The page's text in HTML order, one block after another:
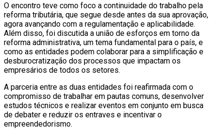
O encontro teve como foco a continuidade do trabalho pela
reforma tributária, que segue desde antes da sua aprovação,
agora avançando com a regulamentação e aplicabilidade.
Além disso, foi discutida a união de esforços em torno da
reforma administrativa, um tema fundamental para o país, e
como as entidades podem colaborar para a simplificação e
desburocratização dos processos que impactam os
empresários de todos os setores.
A parceria entre as duas entidades foi reafirmada com o
compromisso de trabalhar em pautas comuns, desenvolver
estudos técnicos e realizar eventos em conjunto em busca
de debater e reduzir os entraves e incentivar o
empreendedorismo.